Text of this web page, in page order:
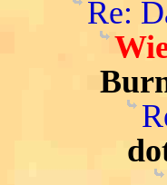
Re: